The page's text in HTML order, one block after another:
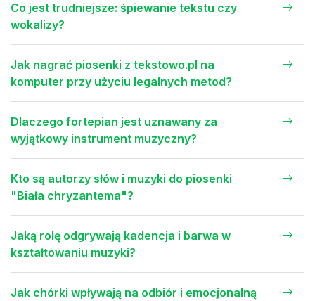
Co jest trudniejsze: śpiewanie tekstu czy
wokalizy?
Jak nagrać piosenki z tekstowo.pl na
komputer przy użyciu legalnych metod?
Dlaczego fortepian jest uznawany za
wyjątkowy instrument muzyczny?
Kto są autorzy słów i muzyki do piosenki
"Biała chryzantema"?
Jaką rolę odgrywają kadencja i barwa w
kształtowaniu muzyki?
Jak chórki wpływają na odbiór i emocjonalną